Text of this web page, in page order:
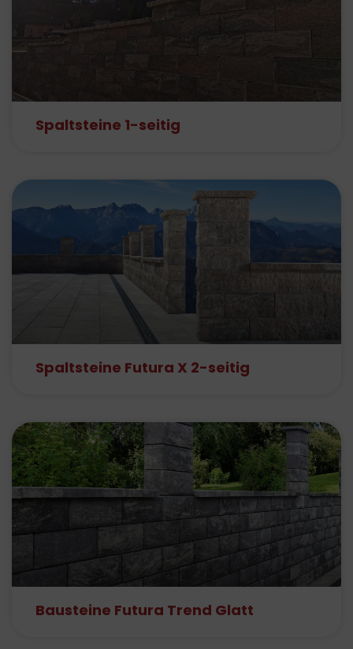
Spaltsteine 1-seitig
Spaltsteine Futura X 2-seitig
Bausteine Futura Trend Glatt